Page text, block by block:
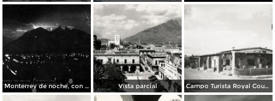
Monterrey de noche, con tempestad Vista parcial Campo Turista Royal Courts